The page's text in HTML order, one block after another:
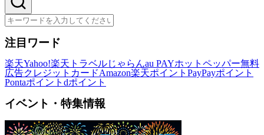
注目ワード
楽天Yahoo!楽天トラベルじゃらんau PAYホットペッパー無料
広告クレジットカードAmazon楽天ポイント PayPayポイント
Pontaポイント dポイント
イベント・特集情報